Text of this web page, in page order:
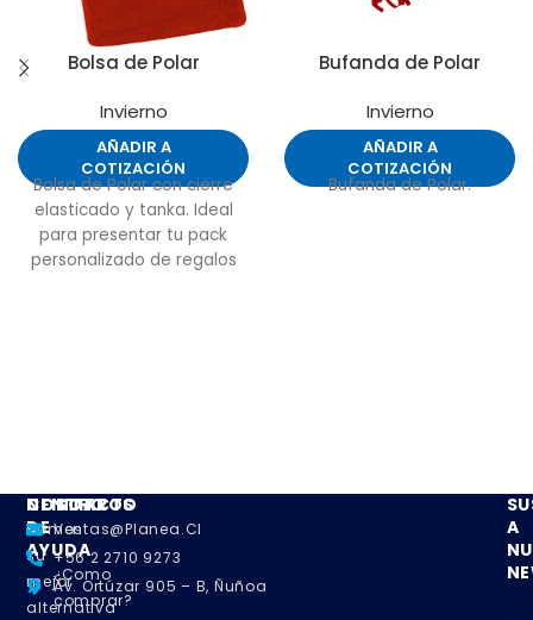
Bolsa de Polar
Invierno
AÑADIR A
COTIZACIÓN
Bolsa de Polar con cierre
elasticado y tanka. Ideal
para presentar tu pack
personalizado de regalos
Bufanda de Polar
Invierno
AÑADIR A
COTIZACIÓN
Bufanda de Polar.
NOSOTROS
Somos
su
mejor
alternativa
CENTRO
DE
AYUDA
¿Como
comprar?
CONTACTO
Ventas@planea.cl
+56 2 2710 9273
Av. Ortúzar 905 – B, Ñuñoa
A